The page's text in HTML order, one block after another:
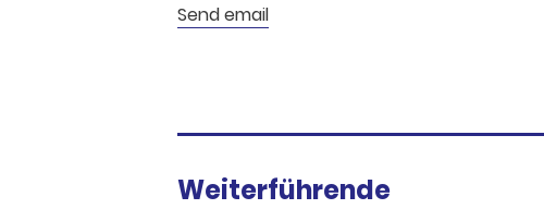
Send email
Weiterführende